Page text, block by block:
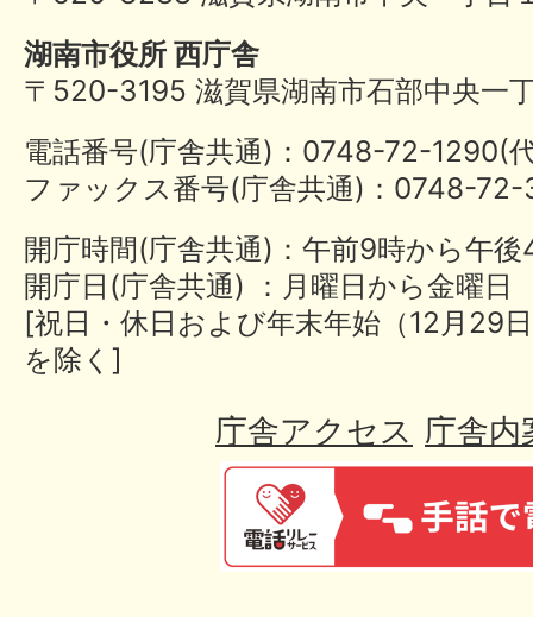
湖南市役所 西庁舎
〒520-3195 滋賀県湖南市石部中央一
電話番号(庁舎共通)：0748-72-
ファックス番号(庁舎共通)：0748-
開庁時間(庁舎共通)：午前9時から午
開庁日(庁舎共通) ：月曜日から金曜日
[祝日・休日および年末年始（12月29
を除く]
庁舎アクセス 庁舎内